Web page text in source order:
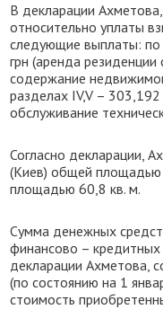
В декларации
относительно уплаты
следующие выплаты:
грн (аренда
содержание
разделах IV,V –
обслуживание
Согласно декларации,
(Киев) общей площадью
площадью 60,8 кв. м.
Сумма денежных
финансово – кредитных
декларации Ахметова,
(по состоянию на 1
стоимость